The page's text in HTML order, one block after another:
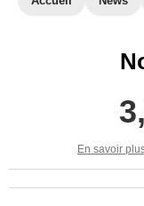
En savoir